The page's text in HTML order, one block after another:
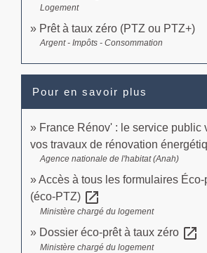
Logement
Prêt à taux zéro (PTZ ou PTZ+)
Argent - Impôts - Consommation
Pour en savoir plus
France Rénov' : le service public
vos travaux de rénovation
Agence nationale de l'habitat (Anah)
Accès à tous les formulaires
(éco-PTZ) open_in_new
Ministère chargé du logement
Dossier éco-prêt à taux zéro open_in_new
Ministère chargé du logement